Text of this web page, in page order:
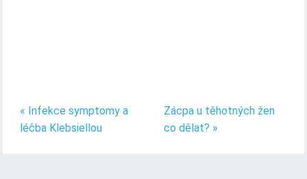
« Infekce symptomy a
léčba Klebsiellou
Zácpa u těhotných žen
co dělat? »